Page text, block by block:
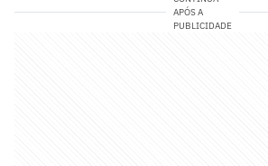
APÓS A
PUBLICIDADE